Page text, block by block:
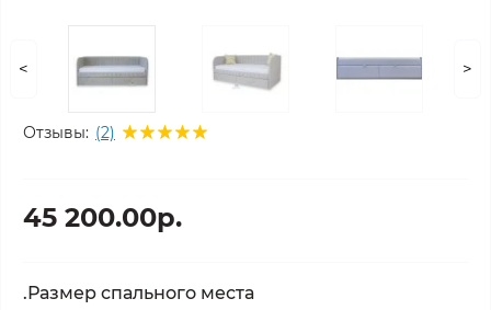
< >
Отзывы: (2)
45 200.00р.
.Размер спального места